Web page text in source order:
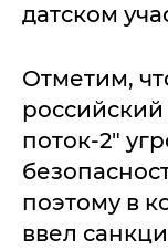
датском
Отметим,
поток-2"
поэтому в
ввел